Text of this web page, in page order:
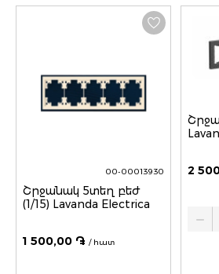
00-00013930
Շրջանակ 5տեղ բեժ
(1/15) Lavanda Electrica
1 500,00 ֏ / հատ
2